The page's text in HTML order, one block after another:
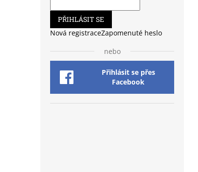
PŘIHLÁSIT SE
Nová registraceZapomenuté heslo
nebo
Přihlásit se přes
Facebook